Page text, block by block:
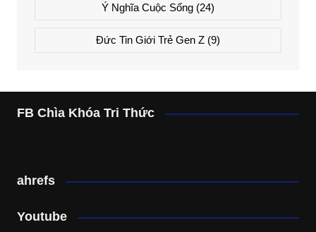
Ý Nghĩa Cuộc Sống(24)
Đức Tin Giới Trẻ Gen Z(9)
FB Chìa Khóa Tri Thức
ahrefs
Youtube